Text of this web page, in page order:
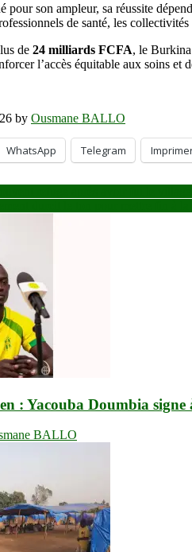
pour son ampleur, sa réussite
de santé, les
de 24 milliards FCFA, le
l’accès équitable aux soins et
by Ousmane BALLO
WhatsApp Telegram
: Yacouba Doumbia signe
BALLO